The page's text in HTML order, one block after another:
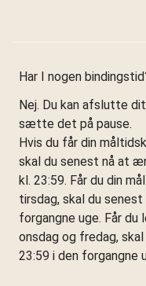
Har I nogen
Nej. Du kan afslutte
sætte det på pause.
Hvis du får din
skal du senest nå at
kl. 23:59. Får du din
tirsdag, skal du
forgangne uge. Får
onsdag og fredag,
23:59 i den forgangne